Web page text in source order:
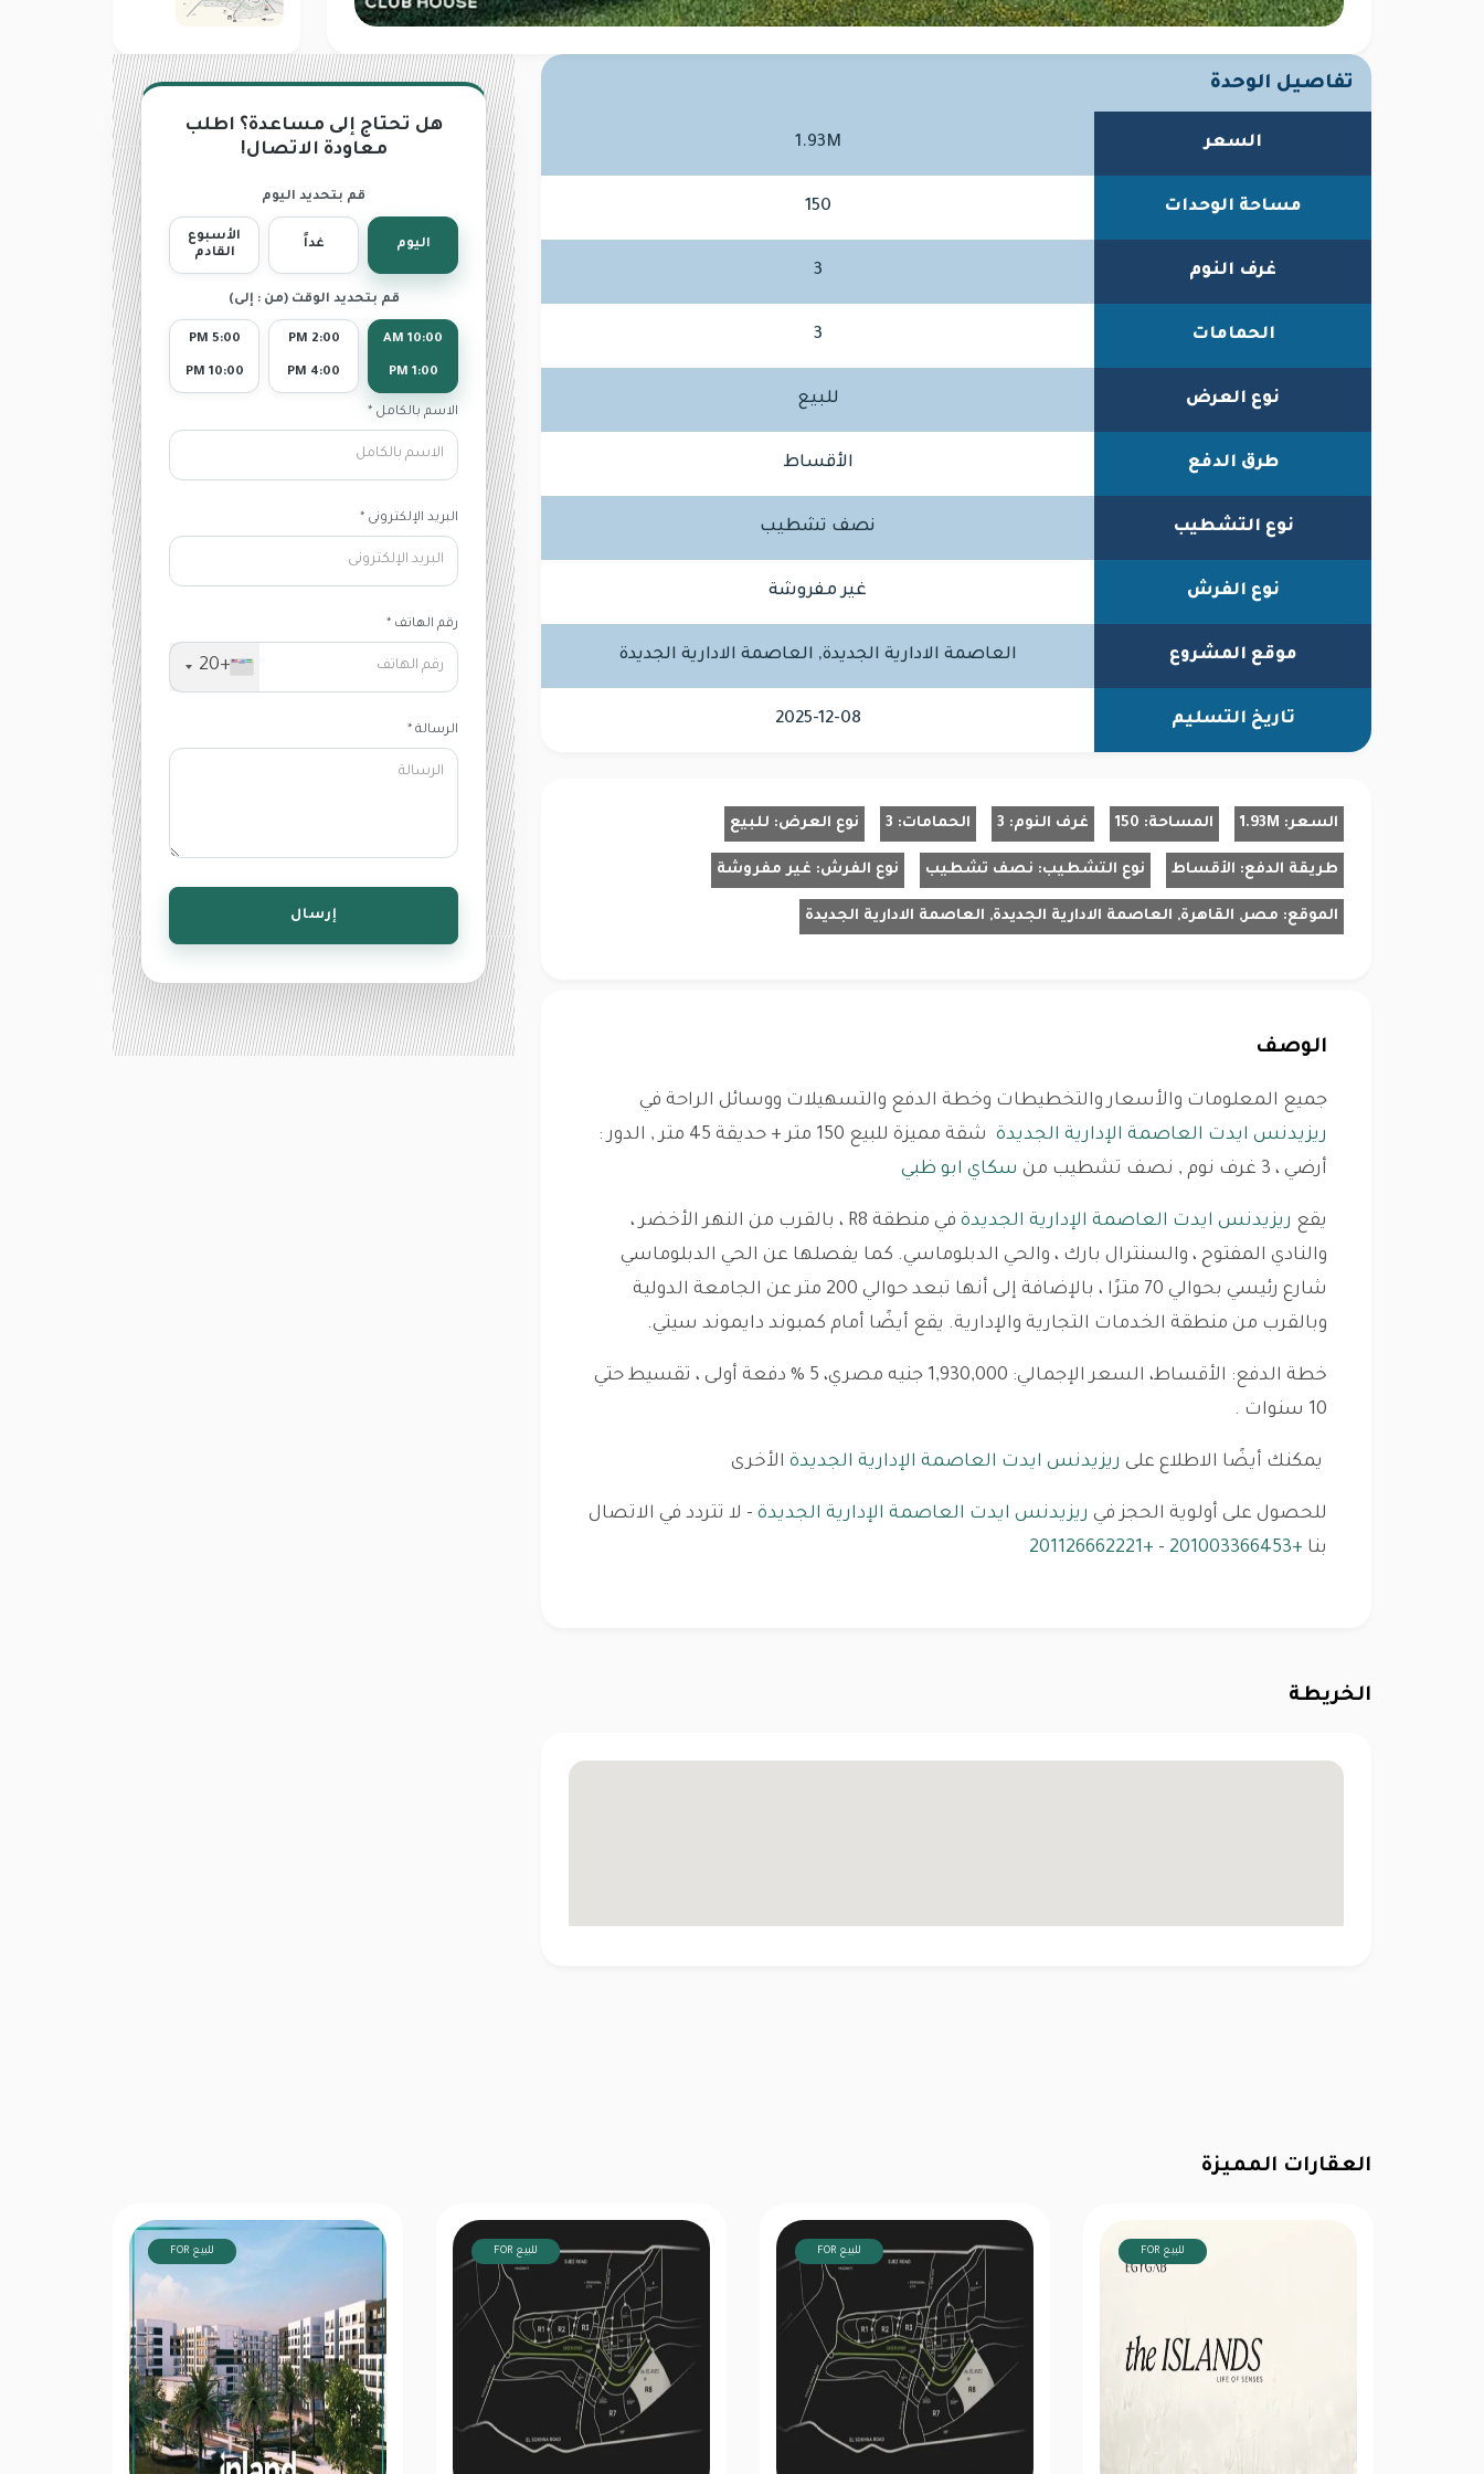
تفاصيل الوحدة
السعر 1.93M
مساحة الوحدات 150
غرف النوم 3
الحمامات 3
نوع العرض للبيع
طرق الدفع الأقساط
نوع التشطيب نصف تشطيب
نوع الفرش غير مفروشة
موقع المشروع العاصمة الادارية الجديدة, العاصمة الادارية الجديدة
تاريخ التسليم 2025-12-08
السعر: 1.93M المساحة: 150 غرف النوم: 3 الحمامات: 3 نوع العرض: للبيع
طريقة الدفع: الأقساط نوع التشطيب: نصف تشطيب نوع الفرش: غير مفروشة
الموقع: مصر, القاهرة, العاصمة الادارية الجديدة, العاصمة الادارية الجديدة
الوصف
جميع المعلومات والأسعار والتخطيطات وخطة الدفع والتسهيلات ووسائل الراحة في
ريزيدنس ايدت العاصمة الإدارية الجديدة
شقة مميزة للبيع 150 متر + حديقة 45 متر , الدور :
أرضي ، 3 غرف نوم , نصف تشطيب من
سكاي ابو ظبي
يقع ريزيدنس ايدت العاصمة الإدارية الجديدة
في منطقة R8 ، بالقرب من النهر الأخضر ،
والنادي المفتوح ، والسنترال بارك ، والحي الدبلوماسي. كما يفصلها عن الحي الدبلوماسي
شارع رئيسي بحوالي 70 مترًا ، بالإضافة إلى أنها تبعد حوالي 200 متر عن الجامعة الدولية
وبالقرب من منطقة الخدمات التجارية والإدارية. يقع أيضًا أمام كمبوند دايموند سيتي.
خطة الدفع: الأقساط، السعر الإجمالي: 1,930,000 جنيه مصري، 5 % دفعة أولى ، تقسيط حتي
10 سنوات .
يمكنك أيضًا الاطلاع على ريزيدنس ايدت العاصمة الإدارية الجديدة الأخرى
للحصول على أولوية الحجز في ريزيدنس ايدت العاصمة الإدارية الجديدة - لا تتردد في الاتصال
بنا +201003366453
-
+201126662221
الخريطة
هل تحتاج إلى مساعدة؟ اطلب
معاودة الاتصال!
قم بتحديد اليوم
اليوم غداً
الأسبوع
القادم
قم بتحديد الوقت (من : إلى)
10:00 AM
1:00 PM
2:00 PM
4:00 PM
5:00 PM
10:00 PM
الاسم بالكامل *
البريد الإلكترونى *
رقم الهاتف *
+20
الرسالة *
إرسال
العقارات المميزة
FOR للبيع FOR للبيع